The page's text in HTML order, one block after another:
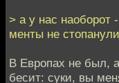
> а у нас наоборот
менты не
В Европах не был,
бесит: суки, вы